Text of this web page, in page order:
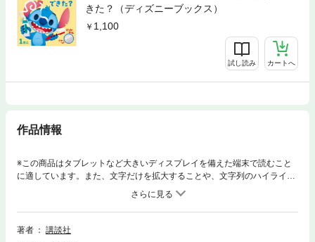
きた？（ディズニーブックス）
1,100
試し読み カートへ
作品情報
※この商品はタブレットなど大きいディスプレイを備えた端末で読むこと
に適しています。また、文字だけを拡大することや、文字列のハイライ
ト、検索、辞書の参照、引用などの機能が使用できません。いたずら好き
なスティッチがはみがきに挑戦！ でも全然上手にみがいてくれなくて!?
はみがきデビューのお子さまにぴったりの絵本「さあ、一緒にはみがき
をしよう！」スティッチが、リロと一緒にはみがきに挑戦。でもはみがき
著者
講談社